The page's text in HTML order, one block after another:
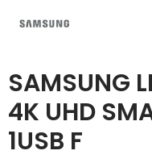
SAMSUNG
4K UHD
1USB F